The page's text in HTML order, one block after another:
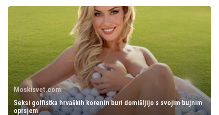
Moskisvet.com
Seksi golfistka hrvaških korenin buri domišljijo s svojim bujnim
oprsjem